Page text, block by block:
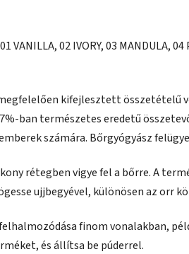
VANILLA, 02 IVORY, 03 MANDULA, 04
kifejlesztett összetételű
ban természetes eredetű
számára. Bőrgyógyász
rétegben vigye fel a bőrre. A
ujjbegyével, különösen az orr
finom vonalakban,
és állítsa be púderrel.